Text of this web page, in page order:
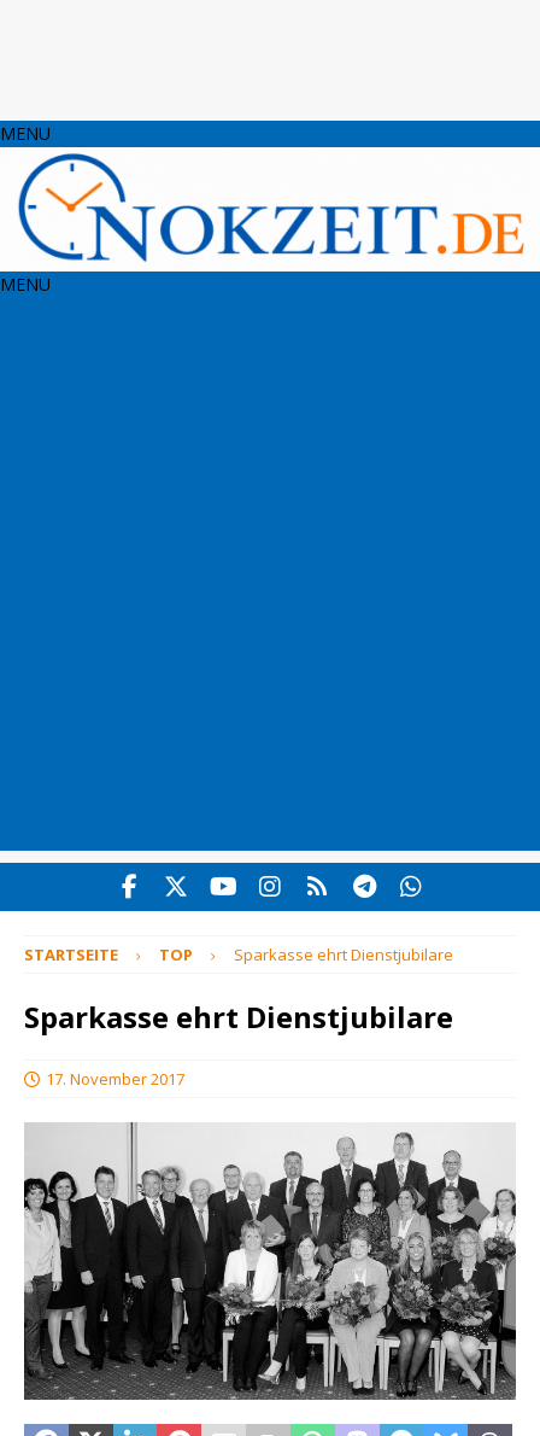
MENU
MENU
STARTSEITE TOP Sparkasse ehrt Dienstjubilare
Sparkasse ehrt Dienstjubilare
17. November 2017